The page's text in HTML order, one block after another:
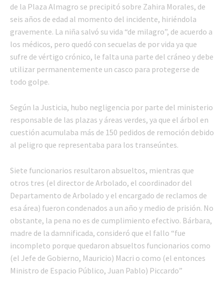
de la Plaza Almagro se precipitó sobre Zahira Morales, de
seis años de edad al momento del incidente, hiriéndola
gravemente. La niña salvó su vida “de milagro”, de acuerdo a
los médicos, pero quedó con secuelas de por vida ya que
sufre de vértigo crónico, le falta una parte del cráneo y debe
utilizar permanentemente un casco para protegerse de
todo golpe.
Según la Justicia, hubo negligencia por parte del ministerio
responsable de las plazas y áreas verdes, ya que el árbol en
cuestión acumulaba más de 150 pedidos de remoción debido
al peligro que representaba para los transeúntes.
Siete funcionarios resultaron absueltos, mientras que
otros tres (el director de Arbolado, el coordinador del
Departamento de Arbolado y el encargado de reclamos de
esa área) fueron condenados a un año y medio de prisión. No
obstante, la pena no es de cumplimiento efectivo. Bárbara,
madre de la damnificada, consideró que el fallo “fue
incompleto porque quedaron absueltos funcionarios como
(el Jefe de Gobierno, Mauricio) Macri o como (el entonces
Ministro de Espacio Público, Juan Pablo) Piccardo”